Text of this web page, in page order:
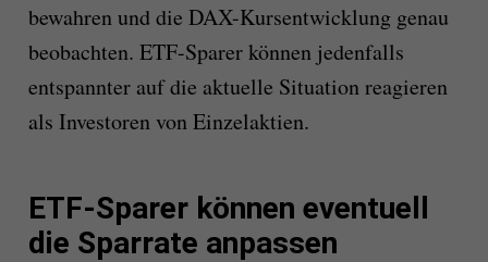
bewahren und die DAX-Kursentwicklung genau
beobachten. ETF-Sparer können jedenfalls
entspannter auf die aktuelle Situation reagieren
als Investoren von Einzelaktien.
ETF-Sparer können eventuell
die Sparrate anpassen